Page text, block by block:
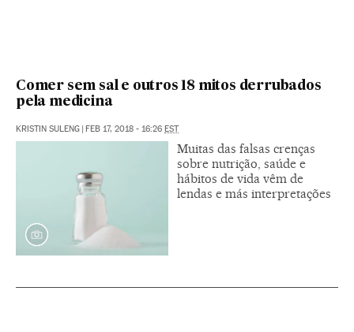
Comer sem sal e outros 18 mitos derrubados
pela medicina
KRISTIN SULENG FEB 17, 2018 - 16:26 EST
Muitas das falsas crenças
sobre nutrição, saúde e
hábitos de vida vêm de
lendas e más interpretações